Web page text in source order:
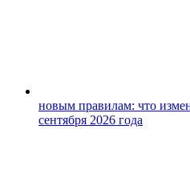
новым правилам: что
сентября 2026 года